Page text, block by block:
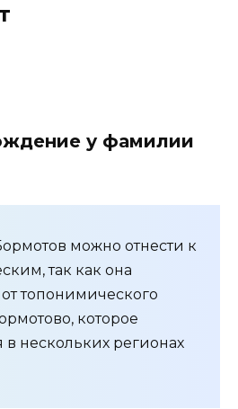
у фамилии
можно отнести к
так как она
топонимического
которое
в нескольких регионах